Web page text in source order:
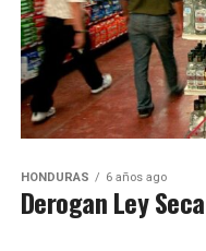
HONDURAS 6 años ago
Derogan Ley